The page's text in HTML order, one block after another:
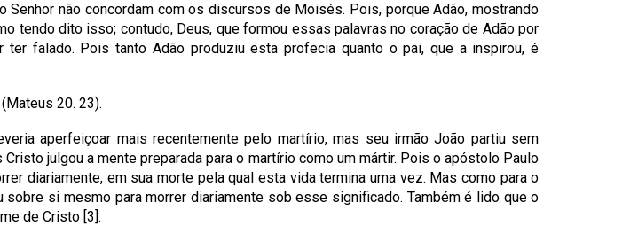
não concordam com os discursos de Moisés. Pois, porque Adão, mostrando
tendo dito isso; contudo, Deus, que formou essas palavras no coração de Adão por
falado. Pois tanto Adão produziu esta profecia quanto o pai, que a inspirou, é
20. 23).
aperfeiçoar mais recentemente pelo martírio, mas seu irmão João partiu sem
julgou a mente preparada para o martírio como um mártir. Pois o apóstolo Paulo
diariamente, em sua morte pela qual esta vida termina uma vez. Mas como para o
si mesmo para morrer diariamente sob esse significado. Também é lido que o
de Cristo [3].